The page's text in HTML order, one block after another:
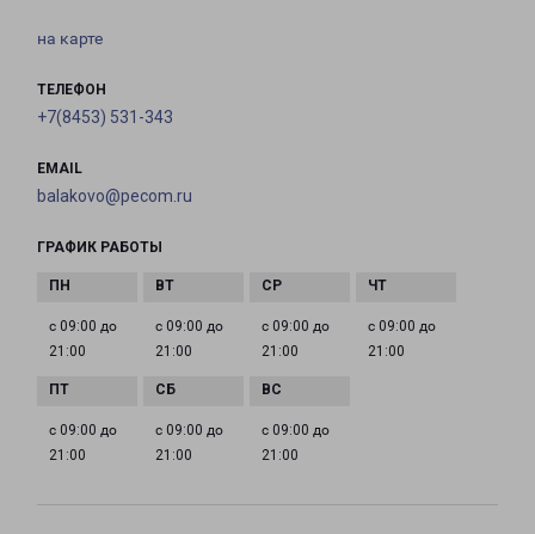
на карте
ТЕЛЕФОН
+7(8453) 531-343
EMAIL
balakovo@pecom.ru
ГРАФИК РАБОТЫ
с 09:00 до
21:00
с 09:00 до
21:00
с 09:00 до
21:00
с 09:00 до
21:00
с 09:00 до
21:00
с 09:00 до
21:00
с 09:00 до
21:00